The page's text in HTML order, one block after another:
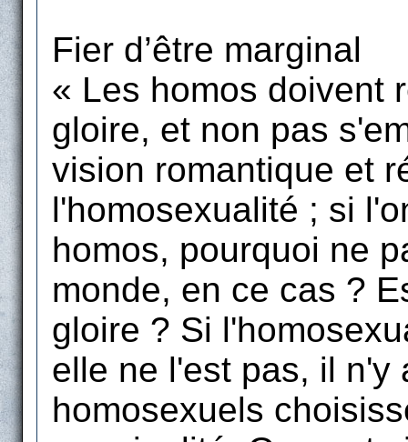
Fier d’être marginal
« Les homos doivent
gloire, et non pas
vision romantique et
l'homosexualité ; si
homos, pourquoi ne
monde, en ce cas ?
gloire ? Si
elle ne l'est pas, il n'y
homosexuels